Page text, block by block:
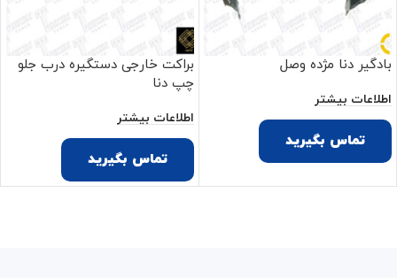
بادگیر دنا مژده وصل
اطلاعات بیشتر
تماس بگیرید
براکت خارجی دستگیره درب جلو
چپ دنا
اطلاعات بیشتر
تماس بگیرید